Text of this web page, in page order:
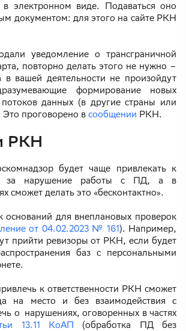
в электронном виде. Подаваться оно
документом: для этого на сайте РКН
уведомление о трансграничной
повторно делать этого не нужно –
вашей деятельности не произойдут
формирование новых
потоков данных (в другие страны или
проговорено в сообщении РКН.
РКН
будет чаще привлекать к
за нарушение работы с ПД, а в
сможет делать это «бесконтактно».
оснований для внеплановых проверок
от 04.02.2023 № 161). Например,
прийти ревизоры от РКН, если будет
баз с персональными
к ответственности РКН сможет
на место и без взаимодействия с
о нарушениях, оговоренных в частях
13.11 КоАП (обработка ПД без